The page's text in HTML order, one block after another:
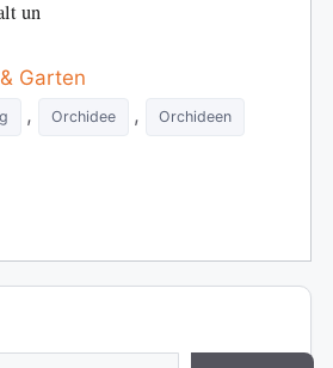
un
Garten
, Orchidee , Orchideen